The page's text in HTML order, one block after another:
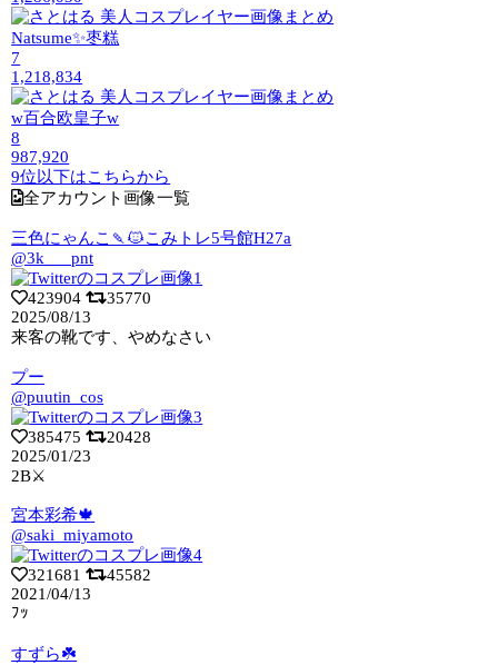
Natsume✨枣糕
7
1,218,834
w百合欧皇子w
8
987,920
9位以下はこちらから
全アカウント画像一覧
三色にゃんこ🍡🐱こみトレ5号館H27a
@3k___pnt
423904
35770
2025/08/13
来客の靴です、やめなさい
プー
@puutin_cos
385475
20428
2025/01/23
2B⚔️
宮本彩希🍁
@saki_miyamoto
321681
45582
2021/04/13
ﾌｯ
すずら☘️